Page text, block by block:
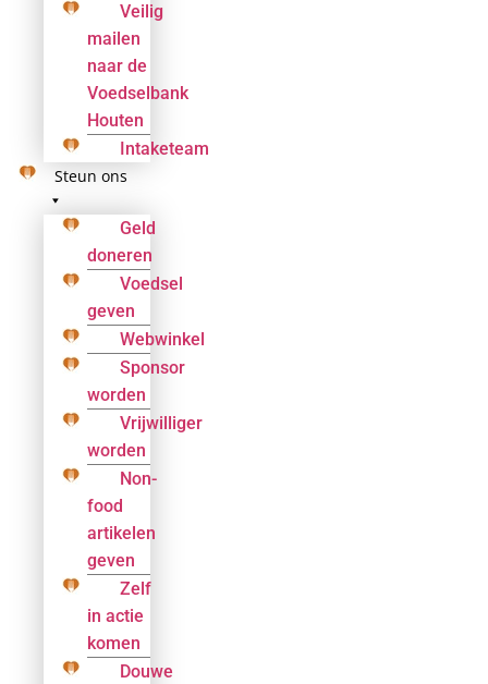
Veilig
mailen
naar de
Voedselbank
Houten
Intaketeam
Steun ons
Geld
doneren
Voedsel
geven
Webwinkel
Sponsor
worden
Vrijwilliger
worden
Non-
food
artikelen
geven
Zelf
in actie
komen
Douwe